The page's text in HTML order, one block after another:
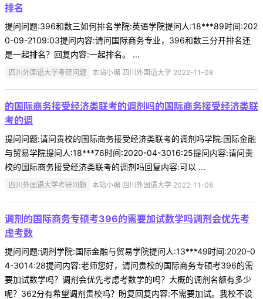
排名
提问问题:396和数三如何排名学院:英语学院提问人:18***89时间:202
0-09-2109:03提问内容:请问国际商务专业，396和数三分开排名还
是一起排名？回复内容:一起排名。 ...
四川外国语大学考研问题 本站小编 四川外国语大学 2022-11-08
的国际商务接受经济类联考的调剂吗的国际商务接受经济类联
考的调
提问问题:请问贵校的国际商务接受经济类联考的调剂吗学院:国际金融
与贸易学院提问人:18***76时间:2020-04-3016:25提问内容:请问贵
校的国际商务接受经济类联考的调剂吗回复内容:可以 ...
四川外国语大学考研问题 本站小编 四川外国语大学 2022-11-08
调剂的国际商务专硕考396的需要加试数学吗调剂会优先考
虑考数
提问问题:调剂学院:国际金融与贸易学院提问人:13***49时间:2020-0
4-3014:28提问内容:老师您好，请问贵校的国际商务专硕考396的需
要加试数学吗？调剂会优先考虑考数学的吗？大概的调剂名额有多少
呢？362分有希望调剂贵校吗？盼复回复内容:不需要加试。我校不设